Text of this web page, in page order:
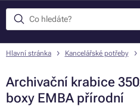
Hlavní stránka Kancelářské potřeby
Archivační krabice
boxy EMBA přírodní